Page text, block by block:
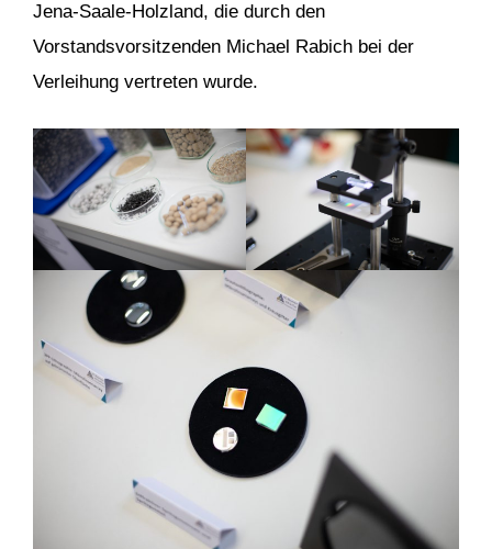
Jena-Saale-Holzland, die durch den
Vorstandsvorsitzenden Michael Rabich bei der
Verleihung vertreten wurde.